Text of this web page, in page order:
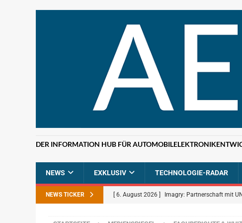
DER INFORMATION HUB FÜR
NEWS EXKLUSIV TECHNOLOGIE-RADAR
NEWS TICKER [ 6. August 2026 ] Imagry: Partnerschaft mit